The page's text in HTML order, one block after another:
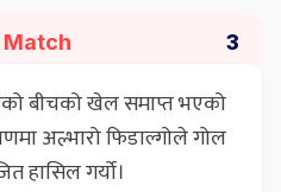
Match 3
बीचको खेल समाप्त भएको
अल्भारो फिडाल्गोले गोल
हासिल गर्यो।